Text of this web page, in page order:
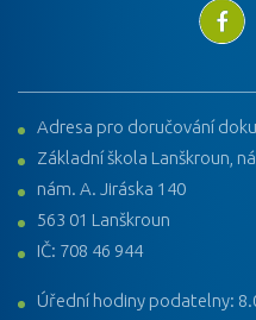
Adresa pro doručování
Základní škola Lanškroun,
nám. A. Jiráska 140
563 01 Lanškroun
IČ: 708 46 944
Úřední hodiny podatelny: